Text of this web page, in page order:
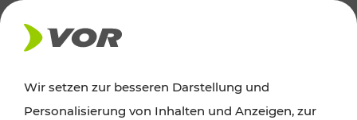
AKTUELLES
Wir setzen zur besseren Darstellung und
Personalisierung von Inhalten und Anzeigen, zur